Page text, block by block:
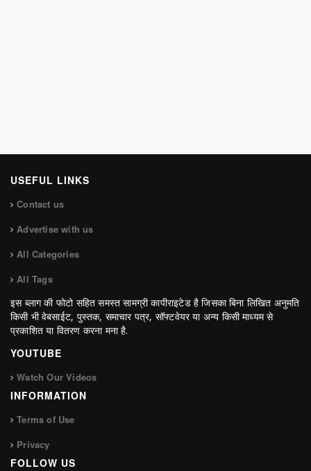
USEFUL LINKS
Contact us
Advertise with us
All Categories
All Tags
इस ब्लाग की फोटो सहित समस्त सामग्री कापीराइटेड है जिसका बिना लिखित अनुमति
किसी भी वेबसाईट, पुस्तक, समाचार पत्र, सॉफ्टवेयर या अन्य किसी माध्यम से
प्रकाशित या वितरण करना मना है.
YOUTUBE
Watch Our Videos
INFORMATION
Terms of Use
Privacy
FOLLOW US